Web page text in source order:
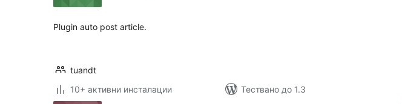
Plugin auto post article.
tuandt
10+ активни инсталации
Тествано до 1.3